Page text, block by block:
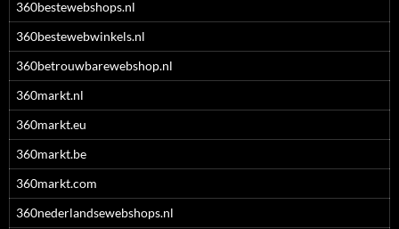
360bestewebshops.nl
360bestewebwinkels.nl
360betrouwbarewebshop.nl
360markt.nl
360markt.eu
360markt.be
360markt.com
360nederlandsewebshops.nl